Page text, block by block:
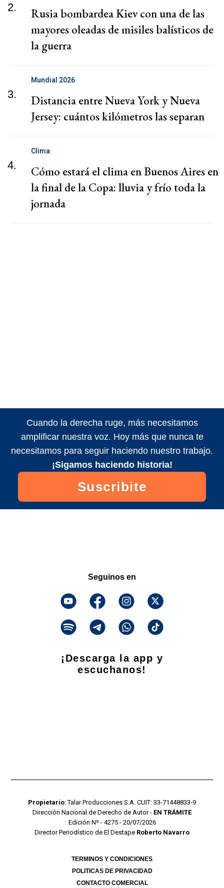
2.
Rusia bombardea Kiev con una de las
mayores oleadas de misiles balísticos de
la guerra
3.
Mundial 2026
Distancia entre Nueva York y Nueva
Jersey: cuántos kilómetros las separan
4.
Clima
Cómo estará el clima en Buenos Aires en
la final de la Copa: lluvia y frío toda la
jornada
Cuando la derecha ruge, más necesitamos
amplificar nuestra voz. Hoy más que nunca te
necesitamos para seguir haciendo nuestro trabajo.
¡Sigamos haciendo historia!
Suscribite
Seguinos en
¡Descarga la app y
escuchanos!
Propietario: Talar Producciones S.A. CUIT: 33-71448833-9
Dirección Nacional de Derecho de Autor - EN TRÁMITE
Edición Nº - 4275 - 20/07/2026
Director Periodístico de El Destape Roberto Navarro
TERMINOS Y CONDICIONES
POLITICAS DE PRIVACIDAD
CONTACTO COMERCIAL